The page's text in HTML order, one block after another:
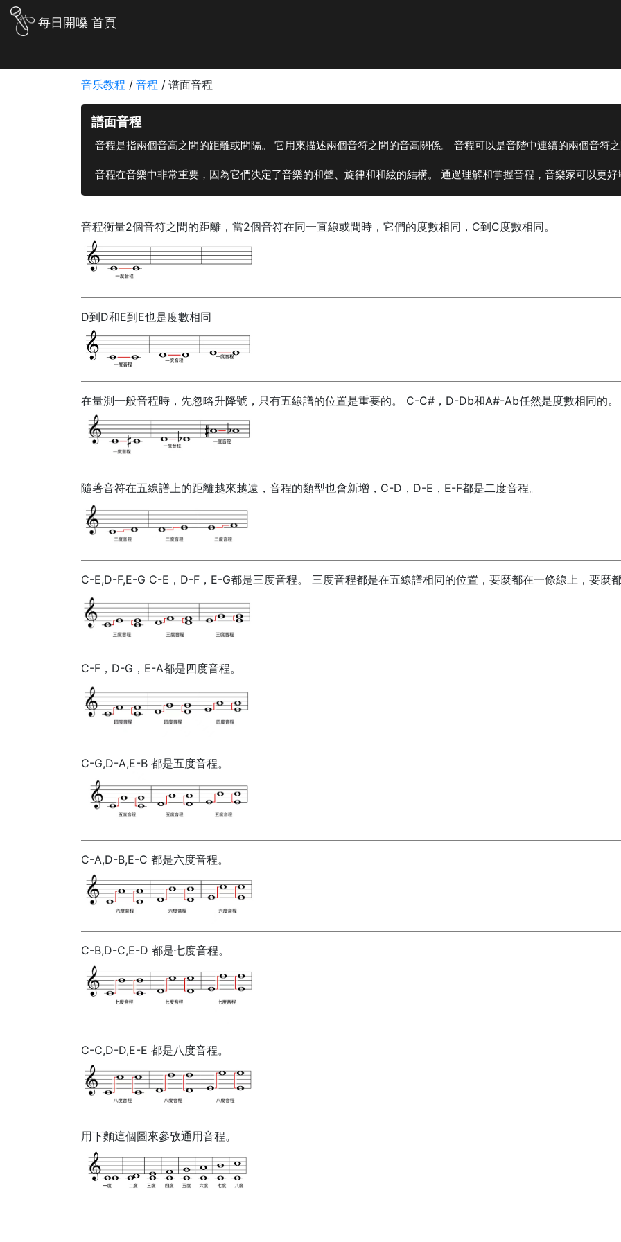
每日開嗓 首頁
音乐教程 / 音程 / 谱面音程
譜面音程
音程是指兩個音高之間的距離或間隔。 它用來描述兩個音符之間的音高關係。 音程可以是音階中連續的兩個音符
音程在音樂中非常重要，因為它們决定了音樂的和聲、旋律和和絃的結構。 通過理解和掌握音程，音樂家可以更好
音程衡量2個音符之間的距離，當2個音符在同一直線或間時，它們的度數相同，C到C度數相同。
D到D和E到E也是度數相同
在量測一般音程時，先忽略升降號，只有五線譜的位置是重要的。 C-C#，D-Db和A#-Ab任然是度數相同的。
隨著音符在五線譜上的距離越來越遠，音程的類型也會新增，C-D，D-E，E-F都是二度音程。
C-E,D-F,E-G C-E，D-F，E-G都是三度音程。 三度音程都是在五線譜相同的位置，要麼都在一條線上，要麼都
C-F，D-G，E-A都是四度音程。
C-G,D-A,E-B 都是五度音程。
C-A,D-B,E-C 都是六度音程。
C-B,D-C,E-D 都是七度音程。
C-C,D-D,E-E 都是八度音程。
用下麵這個圖來參攷通用音程。